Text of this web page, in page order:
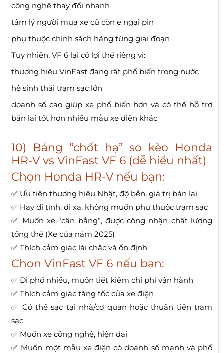
công nghệ thay đổi nhanh
tâm lý người mua xe cũ còn e ngại pin
phụ thuộc chính sách hãng từng giai đoạn
Tuy nhiên, VF 6 lại có lợi thế riêng vì:
thương hiệu VinFast đang rất phổ biến trong nước
hệ sinh thái trạm sạc lớn
doanh số cao giúp xe phổ biến hơn và có thể hỗ trợ
bán lại tốt hơn nhiều mẫu xe điện khác
10) Bảng “chốt hạ” so kèo Honda
HR-V vs VinFast VF 6 (dễ hiểu nhất)
Chọn Honda HR-V nếu bạn:
✅ Ưu tiên thương hiệu Nhật, độ bền, giá trị bán lại
✅ Hay đi tỉnh, đi xa, không muốn phụ thuộc trạm sạc
✅ Muốn xe “cân bằng”, được công nhận chất lượng
tổng thể (Xe của năm 2025)
✅ Thích cảm giác lái chắc và ổn định
Chọn VinFast VF 6 nếu bạn:
✅ Đi phố nhiều, muốn tiết kiệm chi phí vận hành
✅ Thích cảm giác tăng tốc của xe điện
✅ Có thể sạc tại nhà/cơ quan hoặc thuận tiện trạm
sạc
✅ Muốn xe công nghệ, hiện đại
✅ Muốn một mẫu xe điện có doanh số mạnh và phổ